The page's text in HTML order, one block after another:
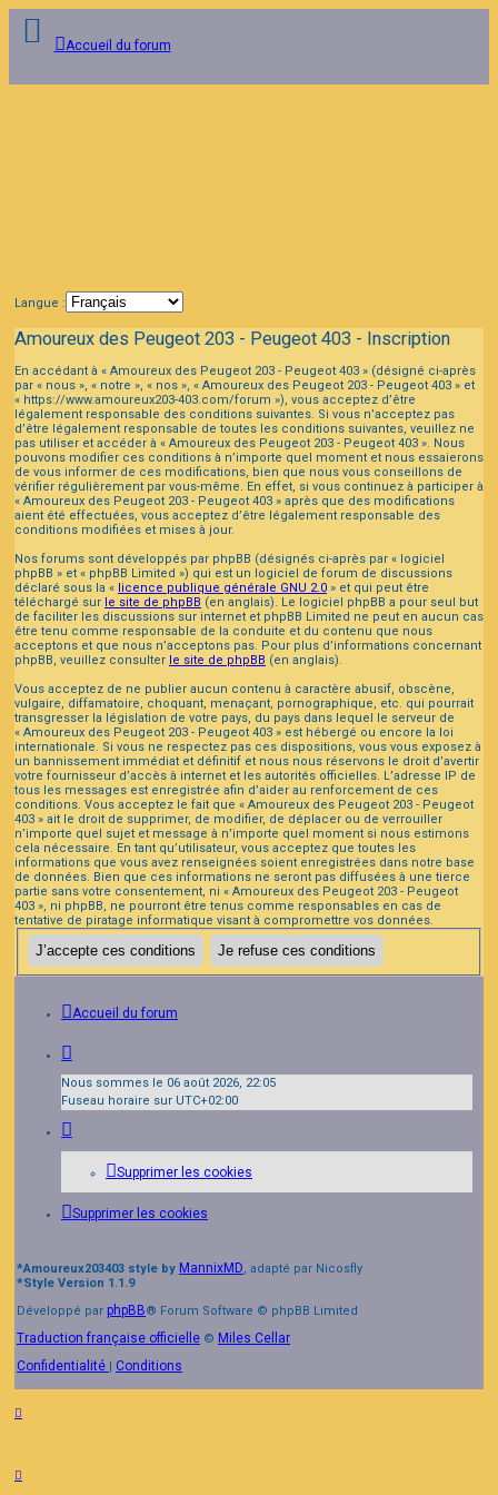
Accueil du forum
Langue :
Amoureux des Peugeot 203 - Peugeot 403 - Inscription
En accédant à « Amoureux des Peugeot 203 - Peugeot 403 » (désigné ci-après
par « nous », « notre », « nos », « Amoureux des Peugeot 203 - Peugeot 403 » et
« https://www.amoureux203-403.com/forum »), vous acceptez d’être
légalement responsable des conditions suivantes. Si vous n’acceptez pas
d’être légalement responsable de toutes les conditions suivantes, veuillez ne
pas utiliser et accéder à « Amoureux des Peugeot 203 - Peugeot 403 ». Nous
pouvons modifier ces conditions à n’importe quel moment et nous essaierons
de vous informer de ces modifications, bien que nous vous conseillons de
vérifier régulièrement par vous-même. En effet, si vous continuez à participer à
« Amoureux des Peugeot 203 - Peugeot 403 » après que des modifications
aient été effectuées, vous acceptez d’être légalement responsable des
conditions modifiées et mises à jour.
Nos forums sont développés par phpBB (désignés ci-après par « logiciel
phpBB » et « phpBB Limited ») qui est un logiciel de forum de discussions
déclaré sous la « licence publique générale GNU 2.0 » et qui peut être
téléchargé sur le site de phpBB (en anglais). Le logiciel phpBB a pour seul but
de faciliter les discussions sur internet et phpBB Limited ne peut en aucun cas
être tenu comme responsable de la conduite et du contenu que nous
acceptons et que nous n’acceptons pas. Pour plus d’informations concernant
phpBB, veuillez consulter le site de phpBB (en anglais).
Vous acceptez de ne publier aucun contenu à caractère abusif, obscène,
vulgaire, diffamatoire, choquant, menaçant, pornographique, etc. qui pourrait
transgresser la législation de votre pays, du pays dans lequel le serveur de
« Amoureux des Peugeot 203 - Peugeot 403 » est hébergé ou encore la loi
internationale. Si vous ne respectez pas ces dispositions, vous vous exposez à
un bannissement immédiat et définitif et nous nous réservons le droit d’avertir
votre fournisseur d’accès à internet et les autorités officielles. L’adresse IP de
tous les messages est enregistrée afin d’aider au renforcement de ces
conditions. Vous acceptez le fait que « Amoureux des Peugeot 203 - Peugeot
403 » ait le droit de supprimer, de modifier, de déplacer ou de verrouiller
n’importe quel sujet et message à n’importe quel moment si nous estimons
cela nécessaire. En tant qu’utilisateur, vous acceptez que toutes les
informations que vous avez renseignées soient enregistrées dans notre base
de données. Bien que ces informations ne seront pas diffusées à une tierce
partie sans votre consentement, ni « Amoureux des Peugeot 203 - Peugeot
403 », ni phpBB, ne pourront être tenus comme responsables en cas de
tentative de piratage informatique visant à compromettre vos données.
Accueil du forum
Nous sommes le 06 août 2026, 22:05
Fuseau horaire sur UTC+02:00
Supprimer les cookies
Supprimer les cookies
*Amoureux203403 style by MannixMD, adapté par Nicosfly
*Style Version 1.1.9
Développé par phpBB® Forum Software © phpBB Limited
Traduction française officielle © Miles Cellar
Confidentialité
Conditions